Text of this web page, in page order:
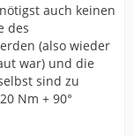
auch keinen
des
(also wieder
war) und die
sind zu
Nm + 90°